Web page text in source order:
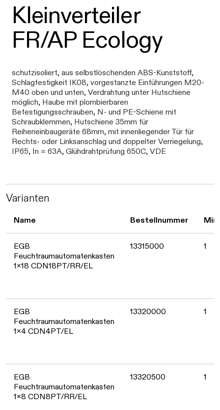
Kleinverteiler
FR/AP Ecology
schutzisoliert, aus selbstlöschenden ABS-Kunststoff,
Schlagfestigkeit IK08, vorgestanzte Einführungen M20-
M40 oben und unten, Verdrahtung unter Hutschiene
möglich, Haube mit plombierbaren
Befestigungsschrauben, N- und PE-Schiene mit
Schraubklemmen, Hutschiene 35mm für
Reiheneinbaugeräte 68mm, mit innenliegender Tür für
Rechts- oder Linksanschlag und doppelter Verriegelung,
IP65, In = 63A, Glühdrahtprüfung 650C, VDE
Varianten
Name Bestellnummer Min.
EGB
Feuchtraumautomatenkasten
1x18 CDN18PT/RR/EL
13315000 1
EGB
Feuchtraumautomatenkasten
1x4 CDN4PT/EL
13320000 1
EGB
Feuchtraumautomatenkasten
1x8 CDN8PT/RR/EL
13320500 1